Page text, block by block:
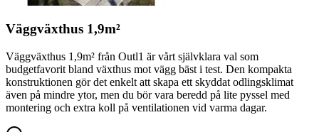
Väggväxthus 1,9m²
Väggväxthus 1,9m² från Outl1 är vårt självklara val som
budgetfavorit bland växthus mot vägg bäst i test. Den kompakta
konstruktionen gör det enkelt att skapa ett skyddat odlingsklimat
även på mindre ytor, men du bör vara beredd på lite pyssel med
montering och extra koll på ventilationen vid varma dagar.